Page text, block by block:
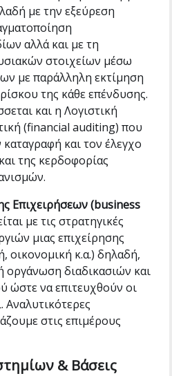
με την εξεύρεση
αλλά και με τη
στοιχείων μέσω
με παράλληλη εκτίμηση
της κάθε επένδυσης.
και η Λογιστική
(financial auditing) που
και τον έλεγχο
της κερδοφορίας
Επιχειρήσεων (business
με τις στρατηγικές
μιας επιχείρησης
οικονομική κ.α.) δηλαδή,
οργάνωση διαδικασιών και
ώστε να επιτευχθούν οι
Αναλυτικότερες
στις επιμέρους
& Βάσεις